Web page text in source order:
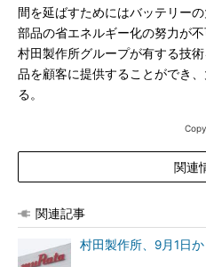
間を延ばすためにはバッテリー
部品の省エネルギー化の努力が
村田製作所グループが有する技
品を顧客に提供することができ
る。
関連
関連記事
村田製作所、9月1日